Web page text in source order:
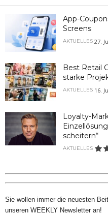
App-
Screens
AKTUELLES 27.
Best Retail
starke
AKTUELLES 16.
Loyalty-
scheitern“
AKTUELLES
Sie wollen immer die neuesten
unseren WEEKLY Newsletter an!